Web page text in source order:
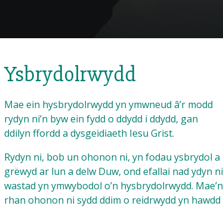
Ysbrydolrwydd
Mae ein hysbrydolrwydd yn ymwneud â’r modd
rydyn ni’n byw ein fydd o ddydd i ddydd, gan
ddilyn ffordd a dysgeidiaeth Iesu Grist.
Rydyn ni, bob un ohonon ni, yn fodau ysbrydol a
grëwyd ar lun a delw Duw, ond efallai nad ydyn ni
wastad yn ymwybodol o’n hysbrydolrwydd. Mae’n
rhan ohonon ni sydd ddim o reidrwydd yn hawdd